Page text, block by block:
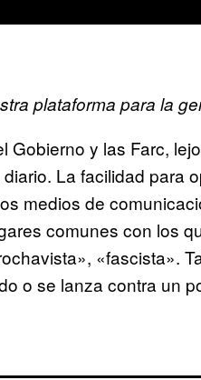
plataforma para la
Gobierno y las Farc,
La facilidad para
medios de
comunes con los
«fascista».
o se lanza contra un